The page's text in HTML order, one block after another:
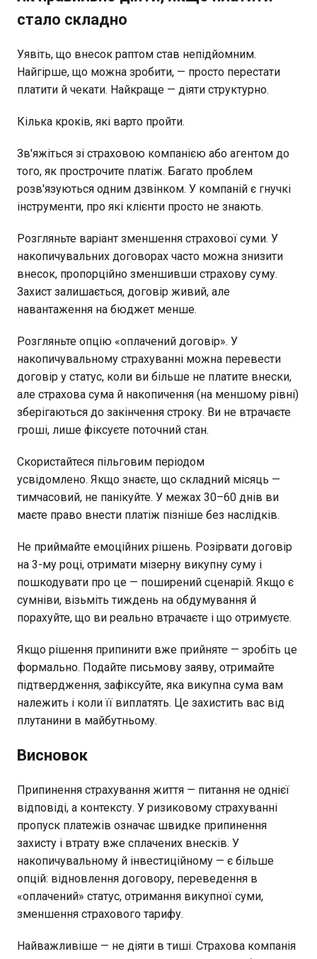
стало складно
Уявіть, що внесок раптом став непідйомним.
Найгірше, що можна зробити, — просто перестати
платити й чекати. Найкраще — діяти структурно.
Кілька кроків, які варто пройти.
Зв'яжіться зі страховою компанією або агентом до
того, як прострочите платіж. Багато проблем
розв'язуються одним дзвінком. У компаній є гнучкі
інструменти, про які клієнти просто не знають.
Розгляньте варіант зменшення страхової суми. У
накопичувальних договорах часто можна знизити
внесок, пропорційно зменшивши страхову суму.
Захист залишається, договір живий, але
навантаження на бюджет менше.
Розгляньте опцію «оплачений договір». У
накопичувальному страхуванні можна перевести
договір у статус, коли ви більше не платите внески,
але страхова сума й накопичення (на меншому рівні)
зберігаються до закінчення строку. Ви не втрачаєте
гроші, лише фіксуєте поточний стан.
Скористайтеся пільговим періодом
усвідомлено. Якщо знаєте, що складний місяць —
тимчасовий, не панікуйте. У межах 30–60 днів ви
маєте право внести платіж пізніше без наслідків.
Не приймайте емоційних рішень. Розірвати договір
на 3-му році, отримати мізерну викупну суму і
пошкодувати про це — поширений сценарій. Якщо є
сумніви, візьміть тиждень на обдумування й
порахуйте, що ви реально втрачаєте і що отримуєте.
Якщо рішення припинити вже прийняте — зробіть це
формально. Подайте письмову заяву, отримайте
підтвердження, зафіксуйте, яка викупна сума вам
належить і коли її виплатять. Це захистить вас від
плутанини в майбутньому.
Висновок
Припинення страхування життя — питання не однієї
відповіді, а контексту. У ризиковому страхуванні
пропуск платежів означає швидке припинення
захисту і втрату вже сплачених внесків. У
накопичувальному й інвестиційному — є більше
опцій: відновлення договору, переведення в
«оплачений» статус, отримання викупної суми,
зменшення страхового тарифу.
Найважливіше — не діяти в тиші. Страхова компанія